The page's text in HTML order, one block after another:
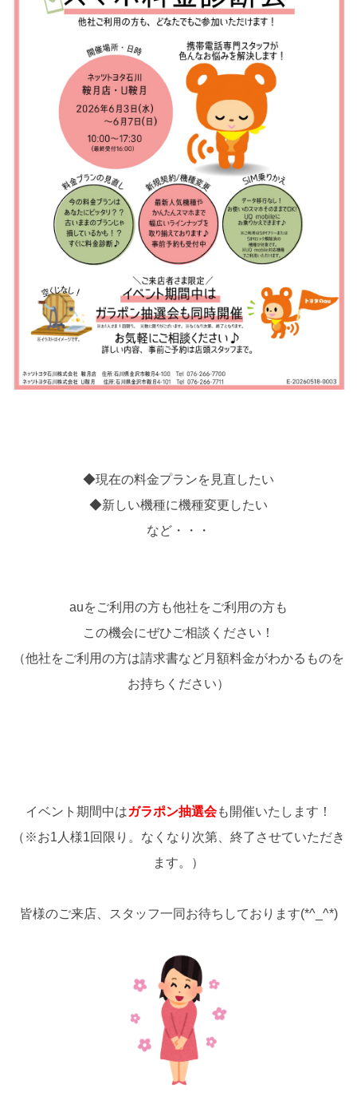
◆現在の料金プランを見直したい
◆新しい機種に機種変更したい
など・・・
auをご利用の方も他社をご利用の方も
この機会にぜひご相談ください！
（他社をご利用の方は請求書など月額料金がわかるものを
お持ちください）
イベント期間中はガラポン抽選会も開催いたします！
（※お1人様1回限り。なくなり次第、終了させていただき
ます。）
皆様のご来店、スタッフ一同お待ちしております(*^_^*)